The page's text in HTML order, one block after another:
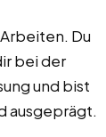
Du
bei der
und bist
ausgeprägt.